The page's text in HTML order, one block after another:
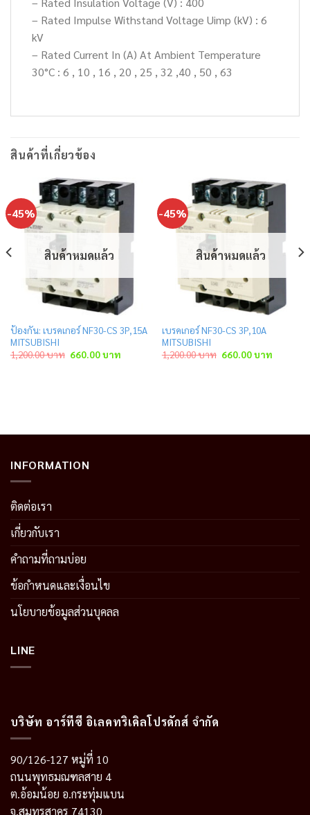
– Rated Impulse Withstand Voltage Uimp (kV) : 6
kV
– Rated Current In (A) At Ambient Temperature
30°C : 6 , 10 , 16 , 20 , 25 , 32 ,40 , 50 , 63
สินค้าที่เกี่ยวข้อง
-45%
สินค้าหมดแล้ว
ป้องกัน: เบรคเกอร์ NF30-CS 3P,15A
MITSUBISHI
1,200.00บาท Original
price
660.00บาทCurrent
price
-45%
สินค้าหมดแล้ว
เบรคเกอร์ NF30-CS 3P,10A
MITSUBISHI
1,200.00บาท Original
price
660.00บาทCurrent
price
INFORMATION
ติดต่อเรา
เกี่ยวกับเรา
คำถามที่ถามบ่อย
ข้อกำหนดและเงื่อนไข
นโยบายข้อมูลส่วนบุคลล
LINE
บริษัท อาร์ทีซี อิเลคทริเคิลโปรดักส์ จำกัด
90/126-127 หมู่ที่ 10
ถนนพุทธมณฑลสาย 4
ต.อ้อมน้อย อ.กระทุ่มแบน
จ.สมุทรสาคร 74130